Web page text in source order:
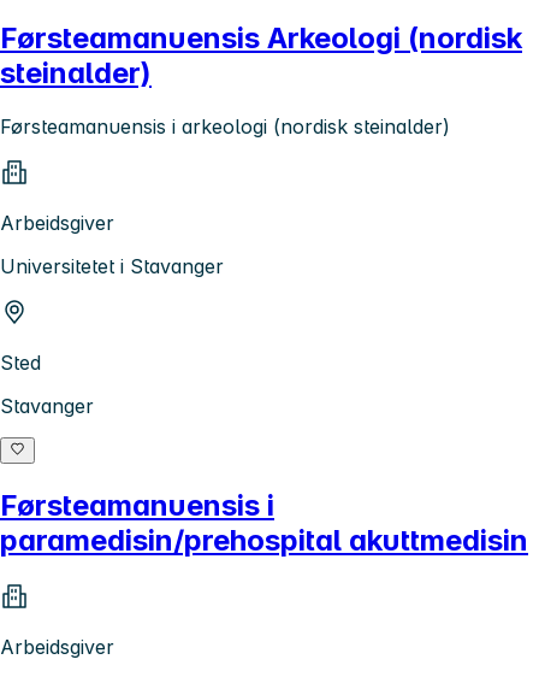
Førsteamanuensis Arkeologi (nordisk
steinalder)
Førsteamanuensis i arkeologi (nordisk steinalder)
Arbeidsgiver
Universitetet i Stavanger
Sted
Stavanger
Førsteamanuensis i
paramedisin/prehospital akuttmedisin
Arbeidsgiver